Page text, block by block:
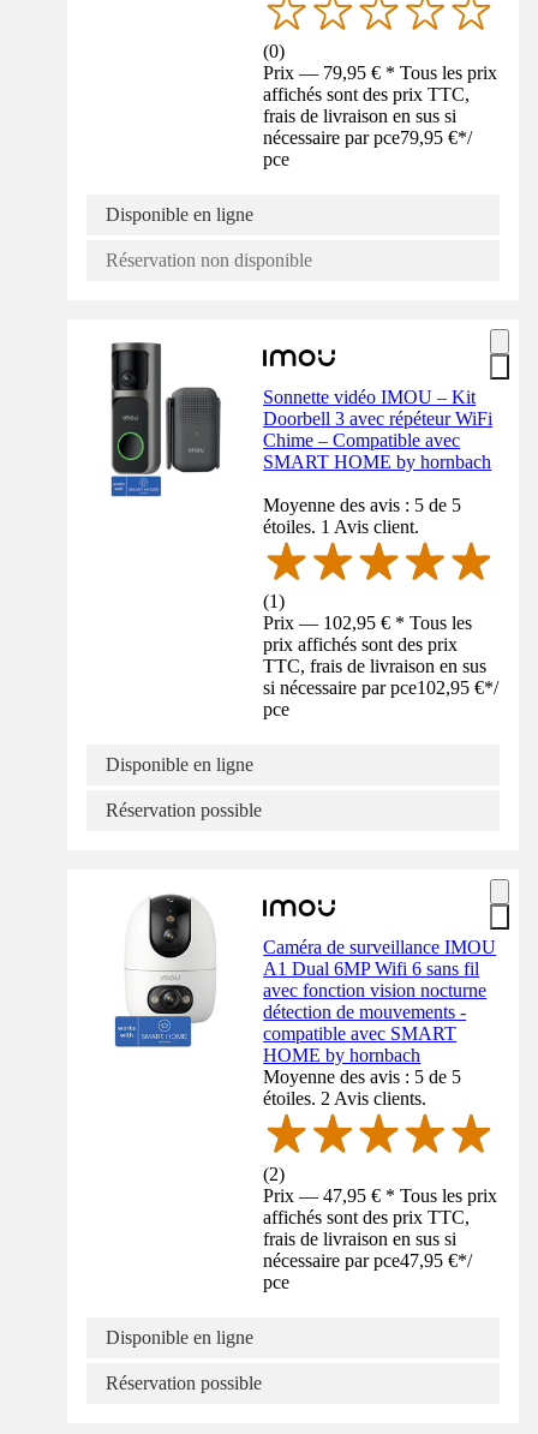
(0)
Prix — 79,95 € * Tous les prix
affichés sont des prix TTC,
frais de livraison en sus si
nécessaire par pce79,95 €*/
pce
Disponible en ligne
Réservation non disponible
Sonnette vidéo IMOU – Kit
Doorbell 3 avec répéteur WiFi
Chime – Compatible avec
SMART HOME by hornbach
Moyenne des avis : 5 de 5
étoiles. 1 Avis client.
(1)
Prix — 102,95 € * Tous les
prix affichés sont des prix
TTC, frais de livraison en sus
si nécessaire par pce102,95 €*/
pce
Disponible en ligne
Réservation possible
Caméra de surveillance IMOU
A1 Dual 6MP Wifi 6 sans fil
avec fonction vision nocturne
détection de mouvements -
compatible avec SMART
HOME by hornbach
Moyenne des avis : 5 de 5
étoiles. 2 Avis clients.
(2)
Prix — 47,95 € * Tous les prix
affichés sont des prix TTC,
frais de livraison en sus si
nécessaire par pce47,95 €*/
pce
Disponible en ligne
Réservation possible